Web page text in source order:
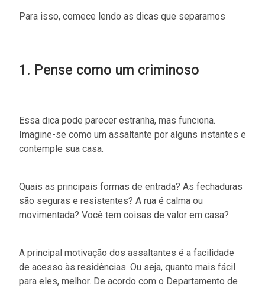
Para isso, comece lendo as dicas que separamos
1. Pense como um criminoso
Essa dica pode parecer estranha, mas funciona.
Imagine-se como um assaltante por alguns instantes e
contemple sua casa.
Quais as principais formas de entrada? As fechaduras
são seguras e resistentes? A rua é calma ou
movimentada? Você tem coisas de valor em casa?
A principal motivação dos assaltantes é a facilidade
de acesso às residências. Ou seja, quanto mais fácil
para eles, melhor. De acordo com o Departamento de